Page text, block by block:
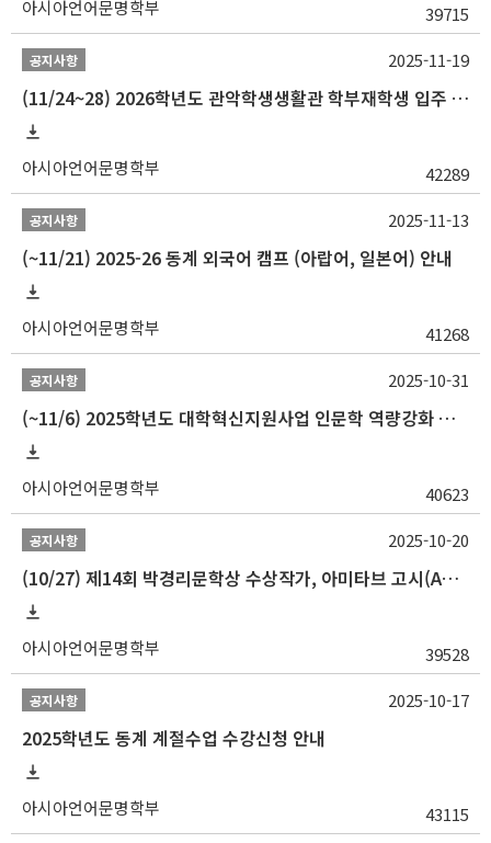
아시아언어문명학부 39715
공지사항
(11/24~28) 2026학년도 관악학생생활관 학부재학생 입주 신청 일정 안내
아시아언어문명학부 42289
2025-11-19
공지사항
(~11/21) 2025-26 동계 외국어 캠프 (아랍어, 일본어) 안내
아시아언어문명학부 41268
2025-11-13
공지사항
(~11/6) 2025학년도 대학혁신지원사업 인문학 역량강화 동계 인턴십 참가자 선발 안내
아시아언어문명학부 40623
2025-10-31
공지사항
(10/27) 제14회 박경리문학상 수상작가, 아미타브 고시(Amitav Ghosh) 강연 안내
아시아언어문명학부 39528
2025-10-20
공지사항
2025학년도 동계 계절수업 수강신청 안내
아시아언어문명학부 43115
2025-10-17